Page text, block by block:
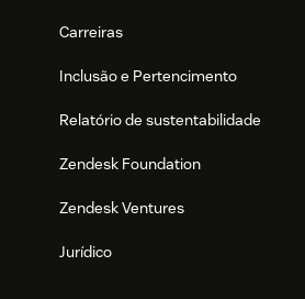
Carreiras
Inclusão e Pertencimento
Relatório de sustentabilidade
Zendesk Foundation
Zendesk Ventures
Jurídico